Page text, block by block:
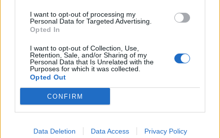
I want to opt-out of processing my
Personal Data for Targeted Advertising.
Opted In
I want to opt-out of Collection, Use,
Retention, Sale, and/or Sharing of my
Personal Data that Is Unrelated with the
Purposes for which it was collected.
Opted Out
CONFIRM
Data Deletion Data Access Privacy Policy